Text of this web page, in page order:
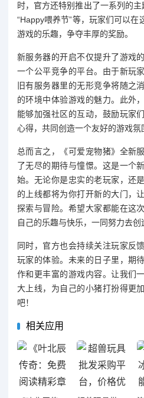
时，官方还特别推出了一系列的主
“Happy喂养节”等，玩家们可以
游戏的乐趣，争夺丰厚的奖励。
新服务器的开启不仅提升了游戏
一个公平竞争的平台。由于新玩
旧有服务器里的无形竞争将随之
的环境中体验游戏的魅力。此外
能够加强社区的互动，鼓励玩家
心得，共同创造一个友好的游戏氛
总而言之，《可爱宠物猪》全新
了无尽的期待与憧憬。这是一个
始。无论你是忠实的老玩家，还
的上线都将为你打开新的大门，
探索与冒险。希望大家都能在这
自己的乐趣与快乐，一同努力去创
同时，官方也会持续关注玩家反
玩家的体验。未来的日子里，期
作和更丰富的游戏内容。让我们
大上线，为自己的小猪打扮得更
吧！
相关应用